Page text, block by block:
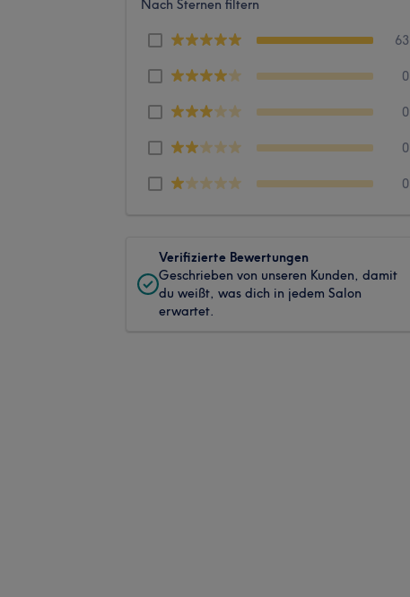
Nach Sternen filtern
63
0
0
0
0
Verifizierte Bewertungen
Geschrieben von unseren Kunden, damit
du weißt, was dich in jedem Salon
erwartet.